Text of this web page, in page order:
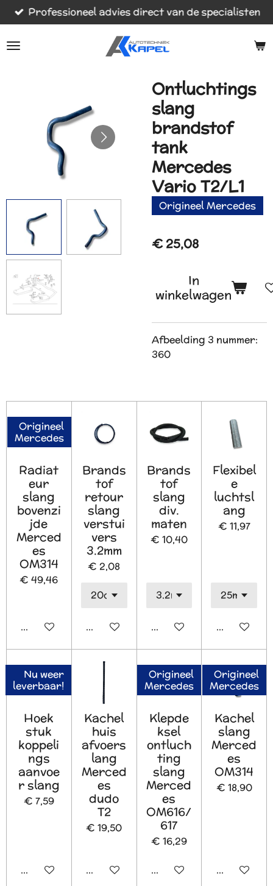
Ga
direct
naar
Professioneel advies direct van de specialisten
Ontluchtings
slang
brandstof
tank
Mercedes
Vario T2/L1
Origineel Mercedes
€ 25,08
In
winkelwagen
Afbeelding 3 nummer:
360
Origineel
Mercedes
Radiat
eur
slang
bovenzi
jde
Merced
es
OM314
€ 49,46
In winkelwagen
Brands
tof
retour
slang
verstui
vers
3.2mm
€ 2,08
In winkelwagen
Brands
tof
slang
div.
maten
€ 10,40
In winkelwagen
Flexibel
e
luchtsl
ang
€ 11,97
In
Nu weer
leverbaar!
Hoek
stuk
koppeli
ngs
aanvoe
r slang
€ 7,59
In winkelwagen
Kachel
huis
afvoers
lang
Merced
es
dudo
T2
€ 19,50
In winkelwagen
Origineel
Mercedes
Klepde
ksel
ontluch
ting
slang
Merced
es
OM616/
617
€ 16,29
In winkelwagen
Origineel
Mercedes
Kachel
slang
Merced
es
OM314
€ 18,90
Bekijk